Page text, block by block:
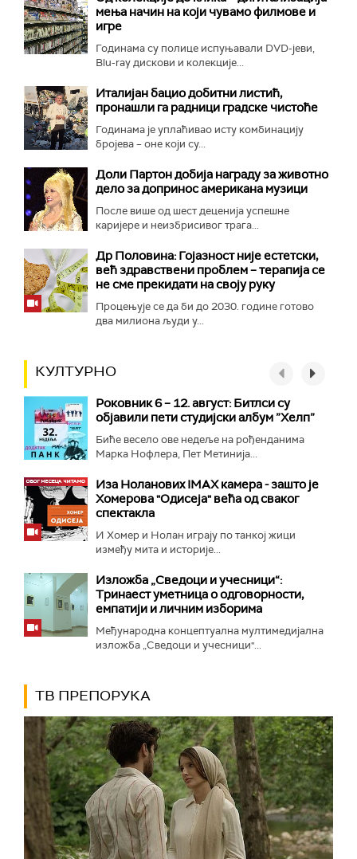
мења начин на који чувамо филмове и
игре
Годинама су полице испуњавали DVD-јеви,
Blu-ray дискови и колекције...
Италијан бацио добитни листић,
пронашли га радници градске чистоће
Годинама је уплаћивао исту комбинацију
бројева – оне који су...
Доли Партон добија награду за животно
дело за допринос американа музици
После више од шест деценија успешне
каријере и неизбрисивог трага...
Др Половина: Гојазност није естетски,
већ здравствени проблем – терапија се
не сме прекидати на своју руку
Процењује се да би до 2030. године готово
два милиона људи у...
КУЛТУРНО
Роковник 6 – 12. август: Битлси су
објавили пети студијски албум ”Хелп”
Биће весело ове недеље на рођенданима
Марка Нофлера, Пет Метинија...
Иза Ноланових IMAX камера - зашто је
Хомерова "Одисеја" већа од сваког
спектакла
И Хомер и Нолан играју по танкој жици
између мита и историје...
Изложба „Сведоци и учесници“:
Тринаест уметница о одговорности,
емпатији и личним изборима
Међународна концептуална мултимедијална
изложба „Сведоци и учесници"...
ТВ ПРЕПОРУКА